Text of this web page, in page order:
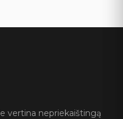
vertina nepriekaištingą